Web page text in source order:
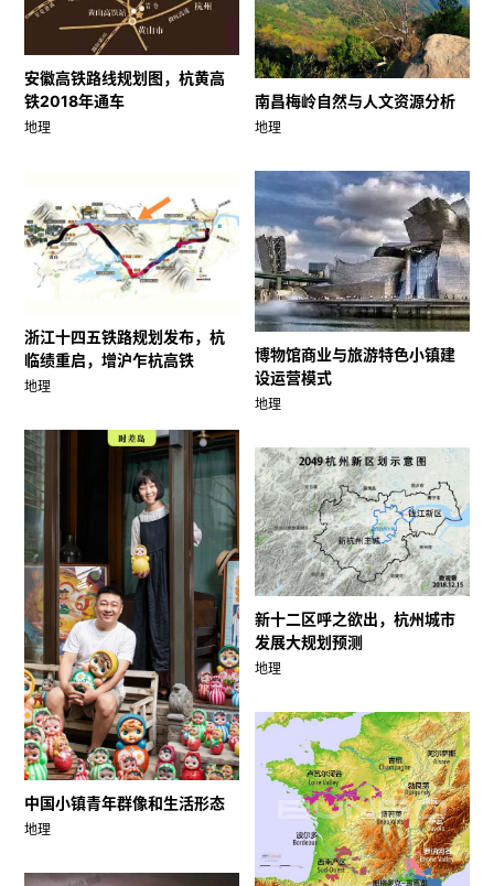
安徽高铁路线规划图，杭黄高
铁2018年通车
地理
南昌梅岭自然与人文资源分析
地理
博物馆商业与旅游特色小镇建
设运营模式
地理
浙江十四五铁路规划发布，杭
临绩重启，增沪乍杭高铁
地理
中国小镇青年群像和生活形态
地理
新十二区呼之欲出，杭州城市
发展大规划预测
地理